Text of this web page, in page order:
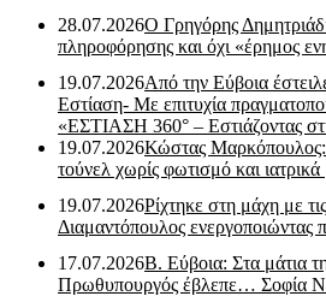
28.07.2026Ο Γρηγόρης
πληροφόρησης και όχι «έρημος
19.07.2026Από την Εύβοια
Εστίαση- Με επιτυχία
«ΕΣΤΙΑΣΗ 360° – Εστιάζοντας
19.07.2026Κώστας
τούνελ χωρίς φωτισμό και
19.07.2026Ρίχτηκε στη μάχη με
Διαμαντόπουλος ενεργοποιώντας
17.07.2026Β. Εύβοια: Στα μάτια
Πρωθυπουργός έβλεπε… Σοφία